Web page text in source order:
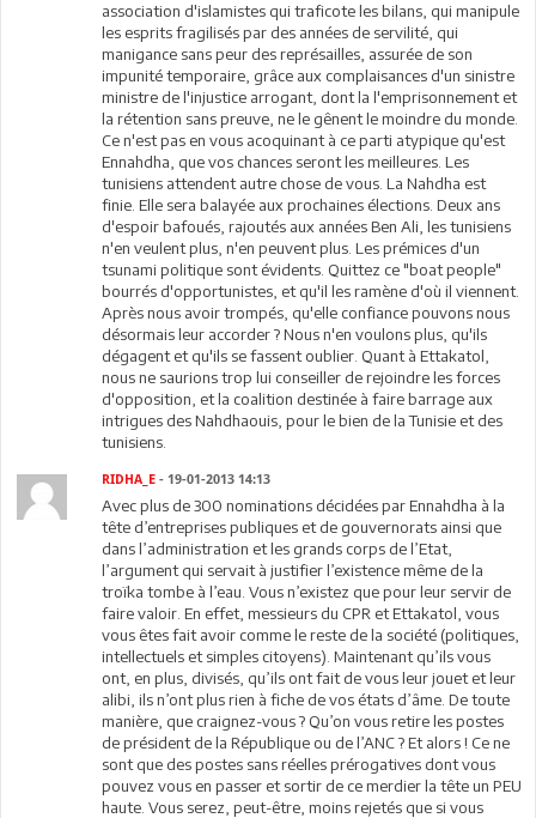
association d'islamistes qui traficote les bilans, qui manipule
les esprits fragilisés par des années de servilité, qui
manigance sans peur des représailles, assurée de son
impunité temporaire, grâce aux complaisances d'un sinistre
ministre de l'injustice arrogant, dont la l'emprisonnement et
la rétention sans preuve, ne le gênent le moindre du monde.
Ce n'est pas en vous acoquinant à ce parti atypique qu'est
Ennahdha, que vos chances seront les meilleures. Les
tunisiens attendent autre chose de vous. La Nahdha est
finie. Elle sera balayée aux prochaines élections. Deux ans
d'espoir bafoués, rajoutés aux années Ben Ali, les tunisiens
n'en veulent plus, n'en peuvent plus. Les prémices d'un
tsunami politique sont évidents. Quittez ce "boat people"
bourrés d'opportunistes, et qu'il les ramène d'où il viennent.
Après nous avoir trompés, qu'elle confiance pouvons nous
désormais leur accorder ? Nous n'en voulons plus, qu'ils
dégagent et qu'ils se fassent oublier. Quant à Ettakatol,
nous ne saurions trop lui conseiller de rejoindre les forces
d'opposition, et la coalition destinée à faire barrage aux
intrigues des Nahdhaouis, pour le bien de la Tunisie et des
tunisiens.
RIDHA_E - 19-01-2013 14:13
Avec plus de 300 nominations décidées par Ennahdha à la
tête d’entreprises publiques et de gouvernorats ainsi que
dans l’administration et les grands corps de l’Etat,
l’argument qui servait à justifier l’existence même de la
troïka tombe à l’eau. Vous n’existez que pour leur servir de
faire valoir. En effet, messieurs du CPR et Ettakatol, vous
vous êtes fait avoir comme le reste de la société (politiques,
intellectuels et simples citoyens). Maintenant qu’ils vous
ont, en plus, divisés, qu’ils ont fait de vous leur jouet et leur
alibi, ils n’ont plus rien à fiche de vos états d’âme. De toute
manière, que craignez-vous ? Qu’on vous retire les postes
de président de la République ou de l’ANC ? Et alors ! Ce ne
sont que des postes sans réelles prérogatives dont vous
pouvez vous en passer et sortir de ce merdier la tête un PEU
haute. Vous serez, peut-être, moins rejetés que si vous